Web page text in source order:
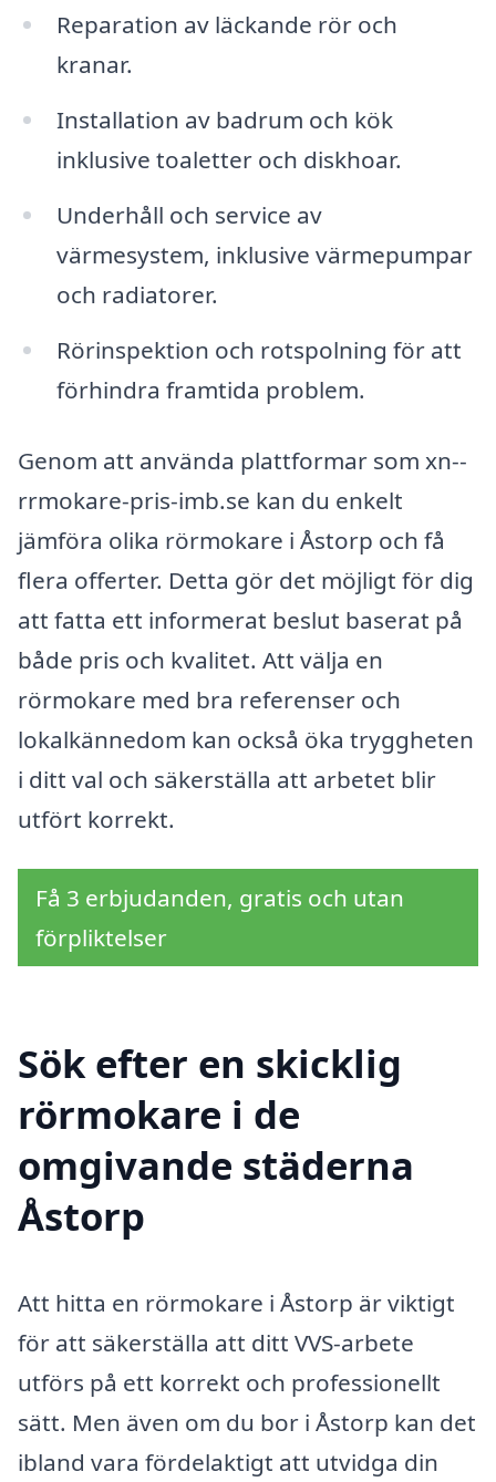
Reparation av läckande rör och
kranar.
Installation av badrum och kök
inklusive toaletter och diskhoar.
Underhåll och service av
värmesystem, inklusive värmepumpar
och radiatorer.
Rörinspektion och rotspolning för att
förhindra framtida problem.
Genom att använda plattformar som xn--
rrmokare-pris-imb.se kan du enkelt
jämföra olika rörmokare i Åstorp och få
flera offerter. Detta gör det möjligt för dig
att fatta ett informerat beslut baserat på
både pris och kvalitet. Att välja en
rörmokare med bra referenser och
lokalkännedom kan också öka tryggheten
i ditt val och säkerställa att arbetet blir
utfört korrekt.
Få 3 erbjudanden, gratis och utan
förpliktelser
Sök efter en skicklig
rörmokare i de
omgivande städerna
Åstorp
Att hitta en rörmokare i Åstorp är viktigt
för att säkerställa att ditt VVS-arbete
utförs på ett korrekt och professionellt
sätt. Men även om du bor i Åstorp kan det
ibland vara fördelaktigt att utvidga din